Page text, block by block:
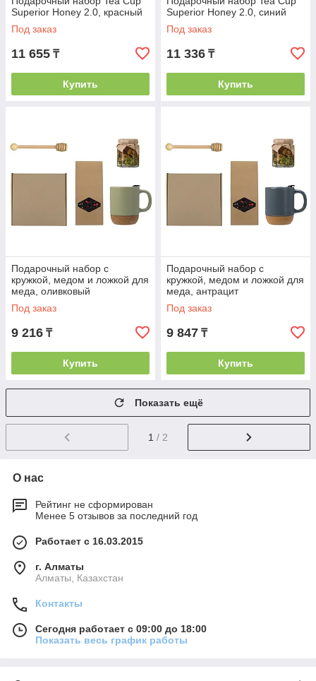
Superior Honey 2.0, красный
Под заказ
11 655 ₸
Купить
Superior Honey 2.0, синий
Под заказ
11 336 ₸
Купить
Подарочный набор с
кружкой, медом и ложкой для
меда, оливковый
Под заказ
9 216 ₸
Купить
Подарочный набор с
кружкой, медом и ложкой для
меда, антрацит
Под заказ
9 847 ₸
Купить
Показать ещё
1 / 2
О нас
Рейтинг не сформирован
Менее 5 отзывов за последний год
Работает с 16.03.2015
г. Алматы
Алматы, Казахстан
Контакты
Сегодня работает с 09:00 до 18:00
Показать весь график работы